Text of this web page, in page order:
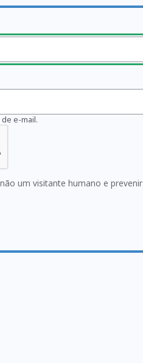
e-mail.
um visitante humano e prevenir